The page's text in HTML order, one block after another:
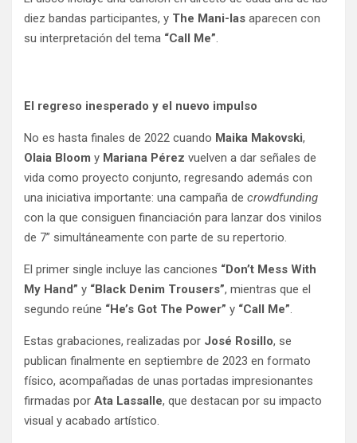
diez bandas participantes, y The Mani-las aparecen con
su interpretación del tema “Call Me”.
El regreso inesperado y el nuevo impulso
No es hasta finales de 2022 cuando Maika Makovski,
Olaia Bloom y Mariana Pérez vuelven a dar señales de
vida como proyecto conjunto, regresando además con
una iniciativa importante: una campaña de crowdfunding
con la que consiguen financiación para lanzar dos vinilos
de 7” simultáneamente con parte de su repertorio.
El primer single incluye las canciones “Don’t Mess With
My Hand” y “Black Denim Trousers”, mientras que el
segundo reúne “He’s Got The Power” y “Call Me”.
Estas grabaciones, realizadas por José Rosillo, se
publican finalmente en septiembre de 2023 en formato
físico, acompañadas de unas portadas impresionantes
firmadas por Ata Lassalle, que destacan por su impacto
visual y acabado artístico.